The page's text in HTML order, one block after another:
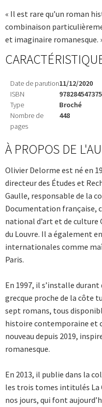
« Il est rare qu’un roman
combinaison
et imaginaire romanesque.
Date de parution
ISBN
Type
Nombre de
pages
11/12/2020
Broché
448
À PROPOS DE
Olivier Delorme est né en
directeur des Études et
Gaulle, responsable de la
Documentation française,
national d’art et de culture
du Louvre. Il a également
internationales comme
Paris.
En 1997, il s’installe
grecque proche de la côte
sept romans, tous
histoire contemporaine et
nouveau depuis 2019,
romanesque.
En 2013, il publie dans la
les trois tomes intitulés La
nos jours, qui font